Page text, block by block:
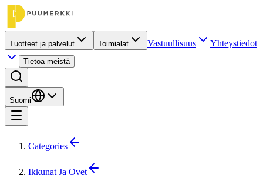
Tuotteet ja palvelut Toimialat Vastuullisuus Yhteystiedot
Tietoa meistä
Suomi
Categories
Ikkunat Ja Ovet